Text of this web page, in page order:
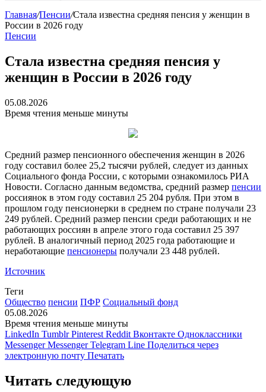
Главная/Пенсии/Стала известна средняя пенсия у женщин в
России в 2026 году
Пенсии
Стала известна средняя пенсия у
женщин в России в 2026 году
05.08.2026
Время чтения меньше минуты
Средний размер пенсионного обеспечения женщин в 2026
году составил более 25,2 тысячи рублей, следует из данных
Социального фонда России, с которыми ознакомилось РИА
Новости. Согласно данным ведомства, средний размер пенсии
россиянок в этом году составил 25 204 рубля. При этом в
прошлом году пенсионерки в среднем по стране получали 23
249 рублей. Средний размер пенсии среди работающих и не
работающих россиян в апреле этого года составил 25 397
рублей. В аналогичный период 2025 года работающие и
неработающие пенсионеры получали 23 448 рублей.
Источник
Теги
Общество пенсии ПФР Социальный фонд
05.08.2026
Время чтения меньше минуты
LinkedIn Tumblr Pinterest Reddit Вконтакте Одноклассники
Messenger Messenger Telegram Line Поделиться через
электронную почту Печатать
Читать следующую